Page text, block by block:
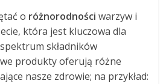
o różnorodności warzyw i
która jest kluczowa dla
składników
produkty oferują różne
nasze zdrowie; na przykład: